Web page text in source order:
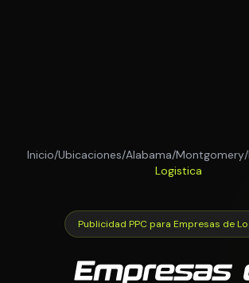
Inicio/Ubicaciones/Alabama/Montgomery/
Logistica
Publicidad PPC para Empresas de
Empresas